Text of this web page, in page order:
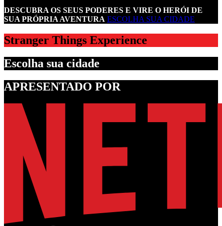
DESCUBRA OS SEUS PODERES E VIRE O HERÓI DE
SUA PRÓPRIA AVENTURA ESCOLHA SUA CIDADE
Stranger Things Experience
Escolha sua cidade
APRESENTADO POR